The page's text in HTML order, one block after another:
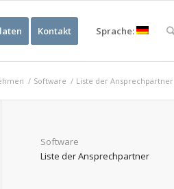
Kontakt Sprache:
/ Software / Liste der Ansprechpartner
Software
Liste der Ansprechpartner